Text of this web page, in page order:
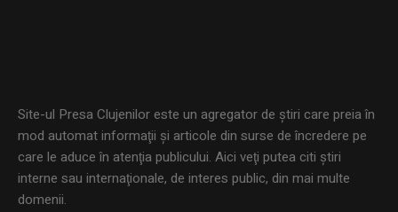
Site-ul Presa Clujenilor este un agregator de ştiri care preia în
mod automat informaţii şi articole din surse de încredere pe
care le aduce în atenţia publicului. Aici veţi putea citi ştiri
interne sau internaţionale, de interes public, din mai multe
domenii.